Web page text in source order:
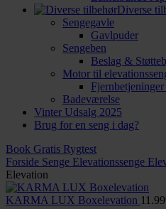
Diverse
Sengegavle
Gavlpuder
Sengeben
Beslag &
Motor til
Badeværelse
Vinter Udsalg 2025
Brug for en seng i dag?
Book Gratis Rygtest
Forside Senge Elevationssenge
Elevation
KARMA LUX Boxelevation